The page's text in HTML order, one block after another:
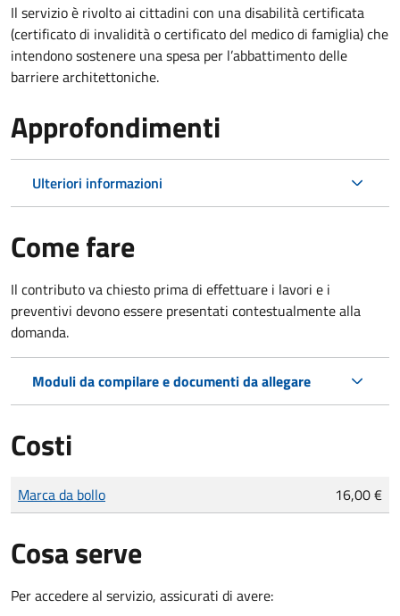
Il servizio è rivolto ai cittadini con una disabilità certificata
(certificato di invalidità o certificato del medico di famiglia) che
intendono sostenere una spesa per l’abbattimento delle
barriere architettoniche.
Approfondimenti
Ulteriori informazioni
Come fare
Il contributo va chiesto prima di effettuare i lavori e i
preventivi devono essere presentati contestualmente alla
domanda.
Moduli da compilare e documenti da allegare
Costi
Tipo di pagamento
Importo
Marca da bollo 16,00 €
Cosa serve
Per accedere al servizio, assicurati di avere: